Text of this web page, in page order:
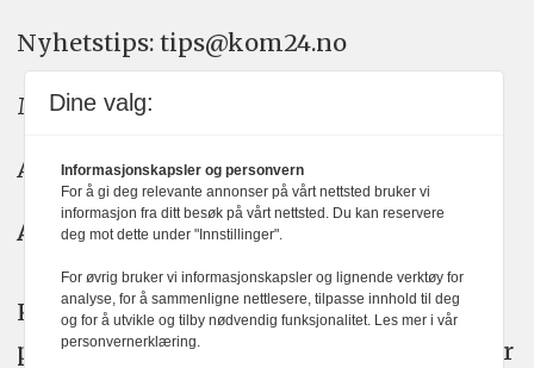
Nyhetstips: tips@kom24.no
Meninger: meninger@kom24.no
Annonse: annonse@watchmedia.no
Abonnement:kom24@watchmedia.no
KOM24 arbeider etter Vær Varsom-
plakatens regler for god presseskikk. Her
Dine valg:
Informasjonskapsler og personvern
For å gi deg relevante annonser på vårt nettsted bruker vi
informasjon fra ditt besøk på vårt nettsted. Du kan reservere
deg mot dette under "Innstillinger".
For øvrig bruker vi informasjonskapsler og lignende verktøy for
analyse, for å sammenligne nettlesere, tilpasse innhold til deg
og for å utvikle og tilby nødvendig funksjonalitet. Les mer i vår
personvernerklæring.